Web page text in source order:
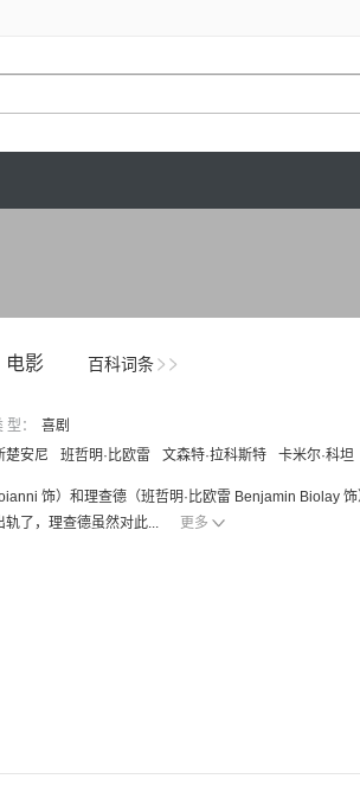
百科词条
电影
型：
喜剧
楚安尼 班哲明·比欧雷 文森特·拉科斯特 卡米尔·科坦
饰）和理查德（班哲明·比欧雷 Benjamin Biolay
了，理查德虽然对此...
更多